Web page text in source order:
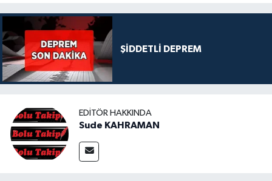
ŞİDDETLİ DEPREM
EDITÖR HAKKINDA
Sude KAHRAMAN